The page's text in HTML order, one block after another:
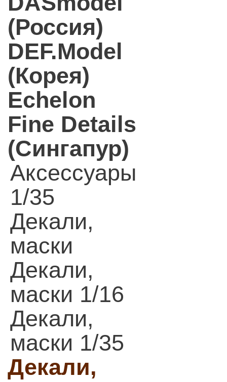
(Россия)
DEF.Model
(Корея)
Echelon
Fine Details
(Сингапур)
Аксессуары
1/35
Декали,
маски
Декали,
маски 1/16
Декали,
маски 1/35
Декали,